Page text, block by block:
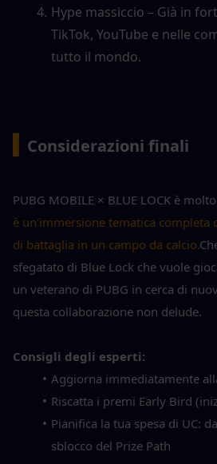
Hype massiccio – Già in
TikTok, YouTube e nelle
tutto il mondo.
Considerazioni finali
è un'immersione tematica completa
di battaglia in un campo da calcio.
sfegatato di Blue Lock che vuole
un veterano di PUBG in cerca di
questa collaborazione non delude.
Consigli degli esperti:
Aggiorna immediatamente
Riscatta i premi Early Bird
Pianifica la tua spesa di UC:
sblocco del Prize Path